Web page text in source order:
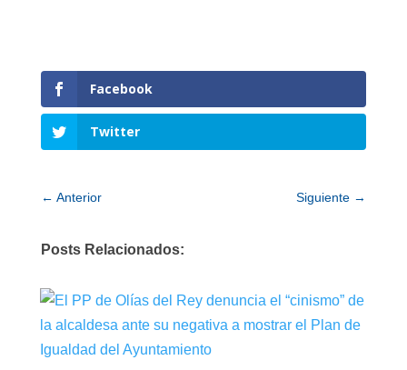
Facebook
Twitter
← Anterior Siguiente →
Posts Relacionados: